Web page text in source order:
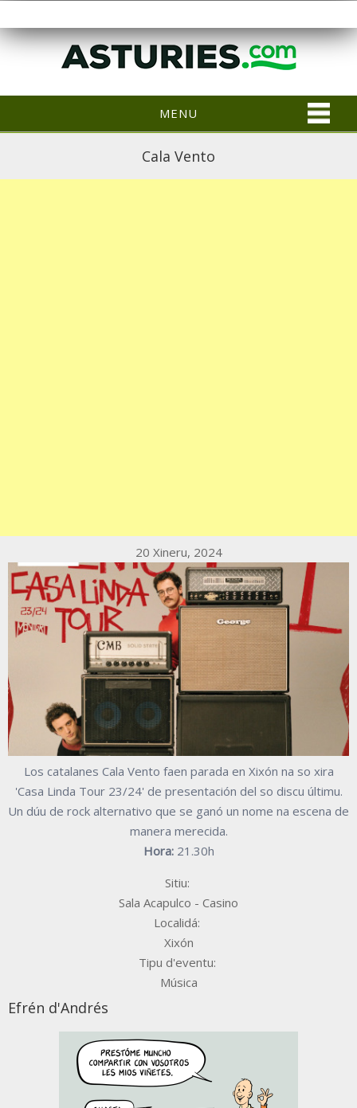
MENU
Cala Vento
20 Xineru, 2024
Los catalanes Cala Vento faen parada en Xixón na so xira
'Casa Linda Tour 23/24' de presentación del so discu últimu.
Un dúu de rock alternativo que se ganó un nome na escena de
manera merecida.
Hora:21.30h
Sitiu:
Sala Acapulco - Casino
Localidá:
Xixón
Tipu d'eventu:
Música
Efrén d'Andrés